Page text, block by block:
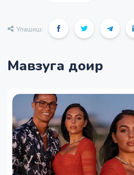
Улашиш:
Мавзуга доир